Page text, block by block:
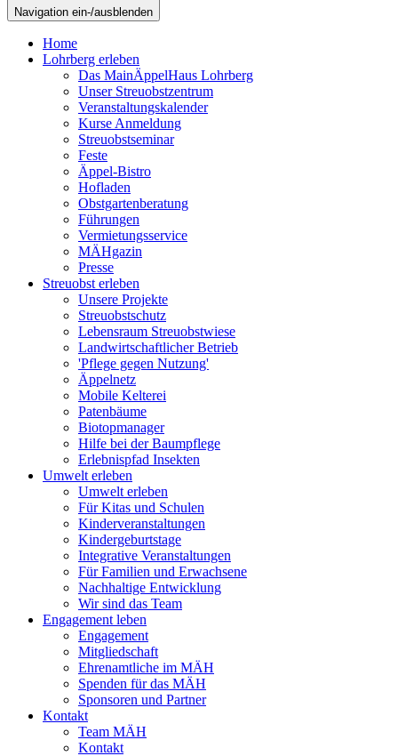
Navigation ein-/ausblenden
Home
Lohrberg erleben
Das MainÄppelHaus Lohrberg
Unser Streuobstzentrum
Veranstaltungskalender
Kurse Anmeldung
Streuobstseminar
Feste
Äppel-Bistro
Hofladen
Obstgartenberatung
Führungen
Vermietungsservice
MÄHgazin
Presse
Streuobst erleben
Unsere Projekte
Streuobstschutz
Lebensraum Streuobstwiese
Landwirtschaftlicher Betrieb
'Pflege gegen Nutzung'
Äppelnetz
Mobile Kelterei
Patenbäume
Biotopmanager
Hilfe bei der Baumpflege
Erlebnispfad Insekten
Umwelt erleben
Umwelt erleben
Für Kitas und Schulen
Kinderveranstaltungen
Kindergeburtstage
Integrative Veranstaltungen
Für Familien und Erwachsene
Nachhaltige Entwicklung
Wir sind das Team
Engagement leben
Engagement
Mitgliedschaft
Ehrenamtliche im MÄH
Spenden für das MÄH
Sponsoren und Partner
Kontakt
Team MÄH
Kontakt